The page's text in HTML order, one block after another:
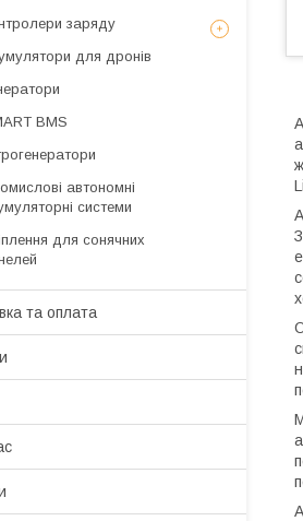
заряду
для дронів
BMS
автономні
системи
для сонячних
та оплата